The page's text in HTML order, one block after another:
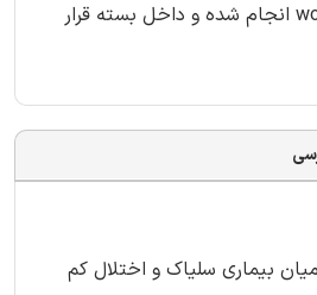
در 8 صفحه در فایل word انجام شده و داخل بسته قرار
بیماری سلیاک و اختلال کم